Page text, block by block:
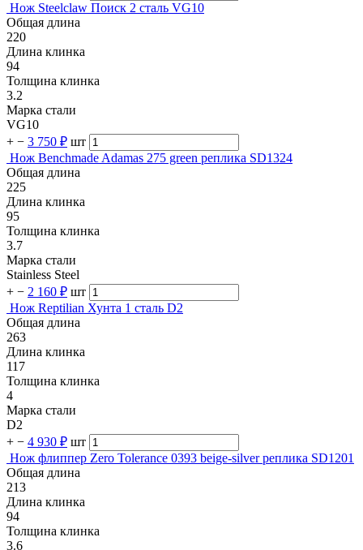
Нож Steelclaw Поиск 2 сталь VG10
Общая длина
220
Длина клинка
94
Толщина клинка
3.2
Марка стали
VG10
+ − 3 750 ₽ шт
Нож Benchmade Adamas 275 green реплика SD1324
Общая длина
225
Длина клинка
95
Толщина клинка
3.7
Марка стали
Stainless Steel
+ − 2 160 ₽ шт
Нож Reptilian Хунта 1 сталь D2
Общая длина
263
Длина клинка
117
Толщина клинка
4
Марка стали
D2
+ − 4 930 ₽ шт
Нож флиппер Zero Tolerance 0393 beige-silver реплика SD1201
Общая длина
213
Длина клинка
94
Толщина клинка
3.6